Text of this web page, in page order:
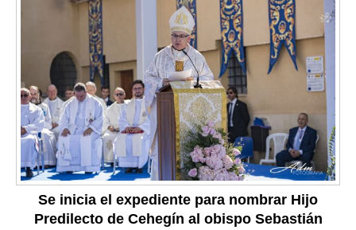
Se inicia el expediente para nombrar Hijo
Predilecto de Cehegín al obispo Sebastián